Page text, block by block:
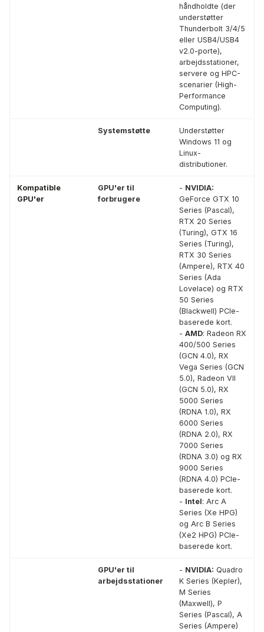
håndholdte (der
understøtter
Thunderbolt 3/4/5
eller USB4/USB4
v2.0-porte),
arbejdsstationer,
servere og HPC-
scenarier (High-
Performance
Computing).
Systemstøtte
Understøtter
Windows 11 og
Linux-
distributioner.
Kompatible
GPU'er
GPU'er til
forbrugere
- NVIDIA:
GeForce GTX 10
Series (Pascal),
RTX 20 Series
(Turing), GTX 16
Series (Turing),
RTX 30 Series
(Ampere), RTX 40
Series (Ada
Lovelace) og RTX
50 Series
(Blackwell) PCIe-
baserede kort.
- AMD: Radeon RX
400/500 Series
(GCN 4.0), RX
Vega Series (GCN
5.0), Radeon VII
(GCN 5.0), RX
5000 Series
(RDNA 1.0), RX
6000 Series
(RDNA 2.0), RX
7000 Series
(RDNA 3.0) og RX
9000 Series
(RDNA 4.0) PCIe-
baserede kort.
- Intel: Arc A
Series (Xe HPG)
og Arc B Series
(Xe2 HPG) PCIe-
baserede kort.
GPU'er til
arbejdsstationer
- NVIDIA: Quadro
K Series (Kepler),
M Series
(Maxwell), P
Series (Pascal), A
Series (Ampere)